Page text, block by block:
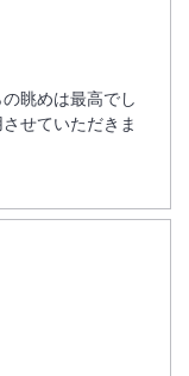
眺めは最高でし
せていただきま